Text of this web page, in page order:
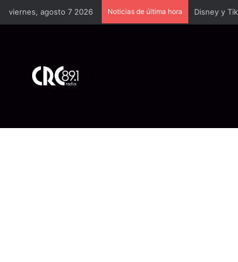
viernes, agosto 7 2026 Noticias de última hora